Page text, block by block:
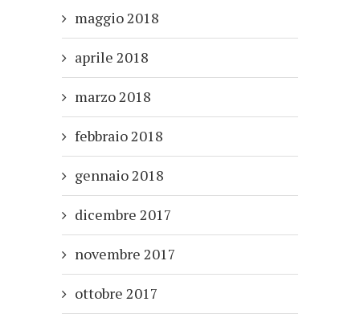
maggio 2018
aprile 2018
marzo 2018
febbraio 2018
gennaio 2018
dicembre 2017
novembre 2017
ottobre 2017